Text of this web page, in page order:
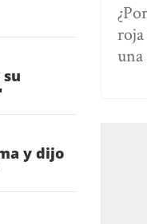
y dijo
una